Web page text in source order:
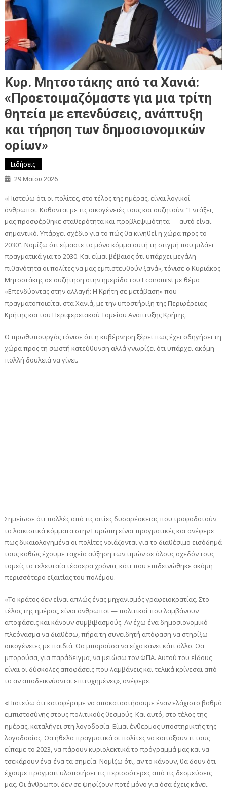
Κυρ. Μητσοτάκης από τα Χανιά:
«Προετοιμαζόμαστε για μια τρίτη
θητεία με επενδύσεις, ανάπτυξη
και τήρηση των δημοσιονομικών
ορίων»
Ειδήσεις
29 Μαΐου 2026
«Πιστεύω ότι οι πολίτες, στο τέλος της ημέρας, είναι λογικοί
άνθρωποι. Κάθονται με τις οικογένειές τους και συζητούν: “Εντάξει,
μας προσφέρθηκε σταθερότητα και προβλεψιμότητα — αυτό είναι
σημαντικό. Υπάρχει σχέδιο για το πώς θα κινηθεί η χώρα προς το
2030”. Νομίζω ότι είμαστε το μόνο κόμμα αυτή τη στιγμή που μιλάει
πραγματικά για το 2030. Και είμαι βέβαιος ότι υπάρχει μεγάλη
πιθανότητα οι πολίτες να μας εμπιστευθούν ξανά», τόνισε ο Κυριάκος
Μητσοτάκης σε συζήτηση στην ημερίδα του Economist με θέμα
«Επενδύοντας στην αλλαγή: Η Κρήτη σε μετάβαση» που
πραγματοποιείται στα Χανιά, με την υποστήριξη της Περιφέρειας
Κρήτης και του Περιφερειακού Ταμείου Ανάπτυξης Κρήτης.
Ο πρωθυπουργός τόνισε ότι η κυβέρνηση ξέρει πως έχει οδηγήσει τη
χώρα προς τη σωστή κατεύθυνση αλλά γνωρίζει ότι υπάρχει ακόμη
πολλή δουλειά να γίνει.
Σημείωσε ότι πολλές από τις αιτίες δυσαρέσκειας που τροφοδοτούν
τα λαϊκιστικά κόμματα στην Ευρώπη είναι πραγματικές και ανέφερε
πως δικαιολογημένα οι πολίτες νοιάζονται για το διαθέσιμο εισόδημά
τους καθώς έχουμε ταχεία αύξηση των τιμών σε όλους σχεδόν τους
τομείς τα τελευταία τέσσερα χρόνια, κάτι που επιδεινώθηκε ακόμη
περισσότερο εξαιτίας του πολέμου.
«Το κράτος δεν είναι απλώς ένας μηχανισμός γραφειοκρατίας. Στο
τέλος της ημέρας, είναι άνθρωποι — πολιτικοί που λαμβάνουν
αποφάσεις και κάνουν συμβιβασμούς. Αν έχω ένα δημοσιονομικό
πλεόνασμα να διαθέσω, πήρα τη συνειδητή απόφαση να στηρίξω
οικογένειες με παιδιά. Θα μπορούσα να είχα κάνει κάτι άλλο. Θα
μπορούσα, για παράδειγμα, να μειώσω τον ΦΠΑ. Αυτού του είδους
είναι οι δύσκολες αποφάσεις που λαμβάνεις και τελικά κρίνεσαι από
το αν αποδεικνύονται επιτυχημένες», ανέφερε.
«Πιστεύω ότι καταφέραμε να αποκαταστήσουμε έναν ελάχιστο βαθμό
εμπιστοσύνης στους πολιτικούς θεσμούς. Και αυτό, στο τέλος της
ημέρας, καταλήγει στη λογοδοσία. Είμαι ένθερμος υποστηρικτής της
λογοδοσίας. Θα ήθελα πραγματικά οι πολίτες να κοιτάξουν τι τους
είπαμε το 2023, να πάρουν κυριολεκτικά το πρόγραμμά μας και να
τσεκάρουν ένα-ένα τα σημεία. Νομίζω ότι, αν το κάνουν, θα δουν ότι
έχουμε πράγματι υλοποιήσει τις περισσότερες από τις δεσμεύσεις
μας. Οι άνθρωποι δεν σε ψηφίζουν ποτέ μόνο για όσα έχεις κάνει.